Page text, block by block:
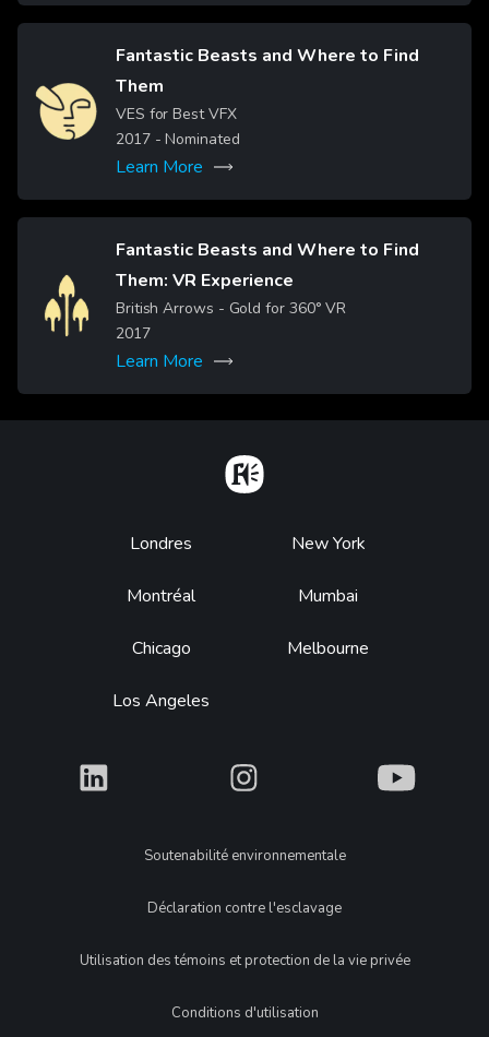
Image
Fantastic Beasts and Where to Find
Them
VES for Best VFX
2017- Nominated
Learn More
Image
Fantastic Beasts and Where to Find
Them: VR Experience
British Arrows - Gold for 360° VR
2017
Learn More
Footer
Londres
Montréal
Chicago
Los Angeles
New York
Mumbai
Melbourne
What What What
LegalSoutenabilité environnementale
Déclaration contre l'esclavage
Utilisation des témoins et protection de la vie privée
Conditions d'utilisation